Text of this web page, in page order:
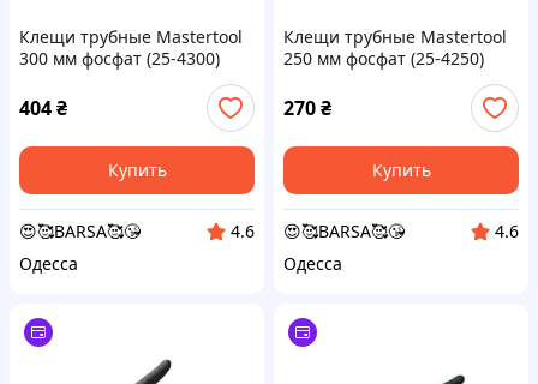
Клещи трубные Mastertool
300 мм фосфат (25-4300)
404₴
Купить
😍🥰BARSA🥰😘
4.6
Одесса
Клещи трубные Mastertool
250 мм фосфат (25-4250)
270₴
Купить
😍🥰BARSA🥰😘
4.6
Одесса